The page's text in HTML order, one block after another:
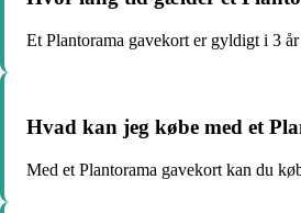
Et Plantorama gavekort er gyldigt i 3 år
Hvad kan jeg købe med et
Med et Plantorama gavekort kan du